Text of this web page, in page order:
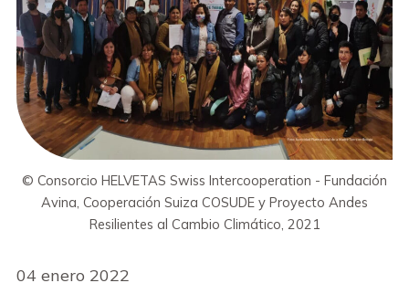
© Consorcio HELVETAS Swiss Intercooperation - Fundación
Avina, Cooperación Suiza COSUDE y Proyecto Andes
Resilientes al Cambio Climático, 2021
04 enero 2022